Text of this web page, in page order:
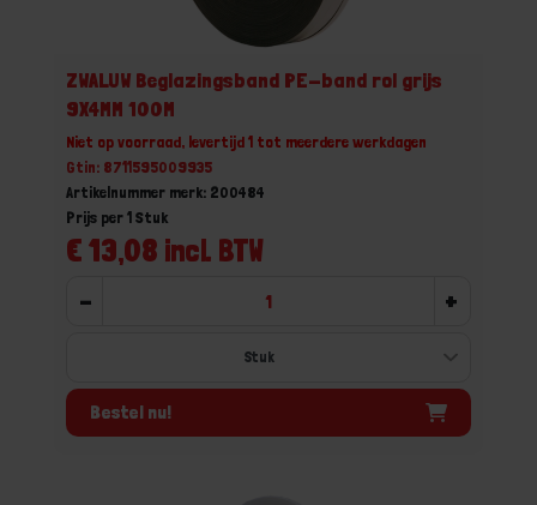
ZWALUW Beglazingsband PE-band rol grijs
9X4MM 100M
Niet op voorraad, levertijd 1 tot meerdere werkdagen
Gtin: 8711595009935
Artikelnummer merk: 200484
€ 13,08 incl. BTW
Prijs per 1 Stuk
- +
Bestel nu!